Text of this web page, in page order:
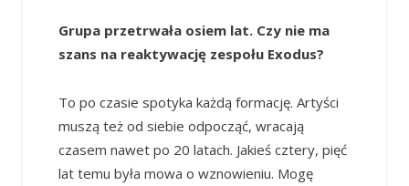
Grupa przetrwała osiem lat. Czy nie ma
szans na reaktywację zespołu Exodus?
To po czasie spotyka każdą formację. Artyści
muszą też od siebie odpocząć, wracają
czasem nawet po 20 latach. Jakieś cztery, pięć
lat temu była mowa o wznowieniu. Mogę